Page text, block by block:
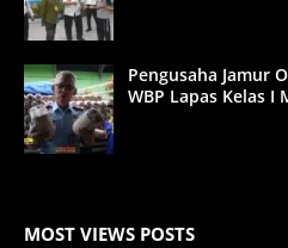
Pengusaha Jamur
WBP Lapas Kelas I
MOST VIEWS POSTS